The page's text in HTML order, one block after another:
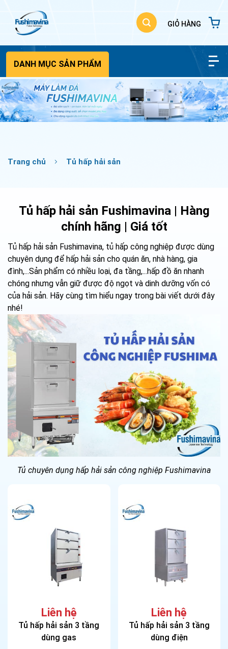
DANH MỤC SẢN PHẨM
Trang chủ Tủ hấp hải sản
Tủ hấp hải sản Fushimavina | Hàng
chính hãng | Giá tốt
Tủ hấp hải sản Fushimavina, tủ hấp công nghiệp được dùng
chuyên dụng để hấp hải sản cho quán ăn, nhà hàng, gia
đình,...Sản phẩm có nhiều loại, đa tầng,...hấp đồ ăn nhanh
chóng nhưng vẫn giữ được độ ngọt và dinh dưỡng vốn có
của hải sản. Hãy cùng tìm hiểu ngay trong bài viết dưới đây
nhé!
Tủ chuyên dụng hấp hải sản công nghiệp Fushimavina
Tủ hấp hải sản 3 tầng
dùng gas
Liên hệ
Tủ hấp hải sản 3 tầng
dùng điện
Liên hệ